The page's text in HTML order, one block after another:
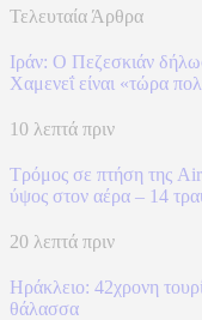
Τελευταία Άρθρα
Ιράν: Ο Πεζεσκιάν
Χαμενεΐ είναι «τώρα
10 λεπτά πριν
Τρόμος σε πτήση της
ύψος στον αέρα – 14
20 λεπτά πριν
Ηράκλειο: 42χρονη
θάλασσα